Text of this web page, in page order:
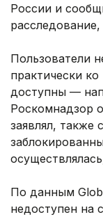
России и
Пользователи
практически
доступны —
Роскомнадзор
заявлял, также
По данным
недоступен на